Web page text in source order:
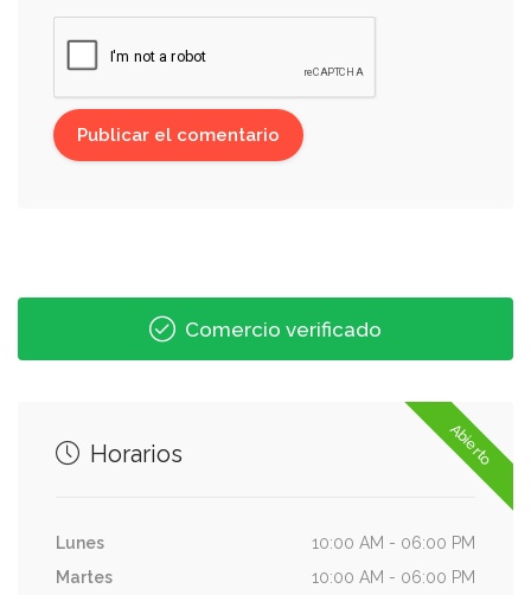
Comercio verificado
Abierto
Horarios
Lunes
10:00 AM - 06:00 PM
Martes
10:00 AM - 06:00 PM